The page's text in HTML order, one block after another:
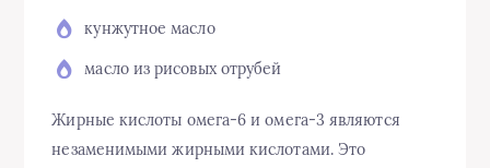
кунжутное масло
масло из рисовых отрубей
Жирные кислоты омега-6 и омега-3 являются
незаменимыми жирными кислотами. Это